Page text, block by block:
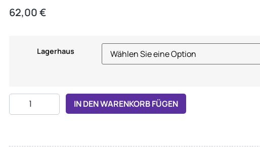
62,00€
Lagerhaus
IN DEN WARENKORB FÜGEN